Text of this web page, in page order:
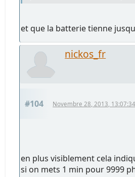
et que la batterie tienne
nickos_fr
#104 Novembre 28, 2013, 13:07:34
en plus visiblement cela
si on mets 1 min pour 9999